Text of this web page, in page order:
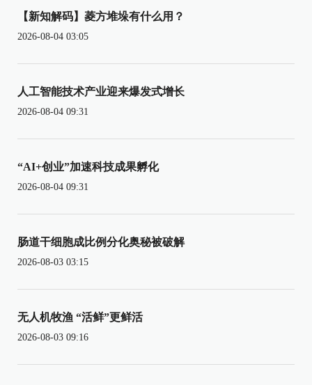
【新知解码】菱方堆垛有什么用？
2026-08-04 03:05
人工智能技术产业迎来爆发式增长
2026-08-04 09:31
“AI+创业”加速科技成果孵化
2026-08-04 09:31
肠道干细胞成比例分化奥秘被破解
2026-08-03 03:15
无人机牧渔 “活鲜”更鲜活
2026-08-03 09:16